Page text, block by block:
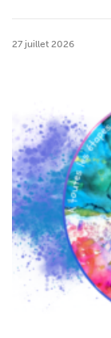
27 juillet 2026